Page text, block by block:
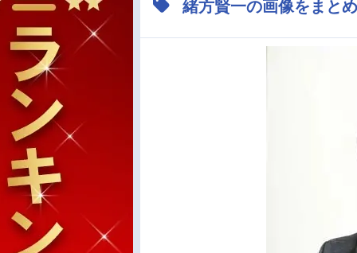
アニメ記事一覧
声優記事一覧
緒方賢一の画像をまと